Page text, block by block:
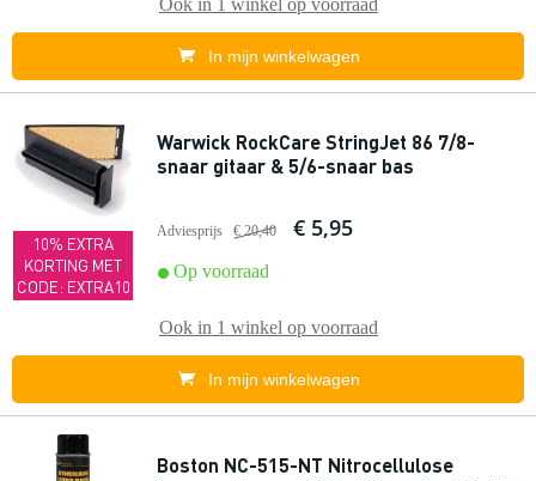
Ook in 1 winkel op voorraad
In mijn winkelwagen
10% EXTRA
KORTING MET
CODE: EXTRA10
Warwick RockCare StringJet 86 7/8-
snaar gitaar & 5/6-snaar bas
Adviesprijs € 20,40 € 5,95
Op voorraad
Ook in 1 winkel op voorraad
In mijn winkelwagen
Boston NC-515-NT Nitrocellulose